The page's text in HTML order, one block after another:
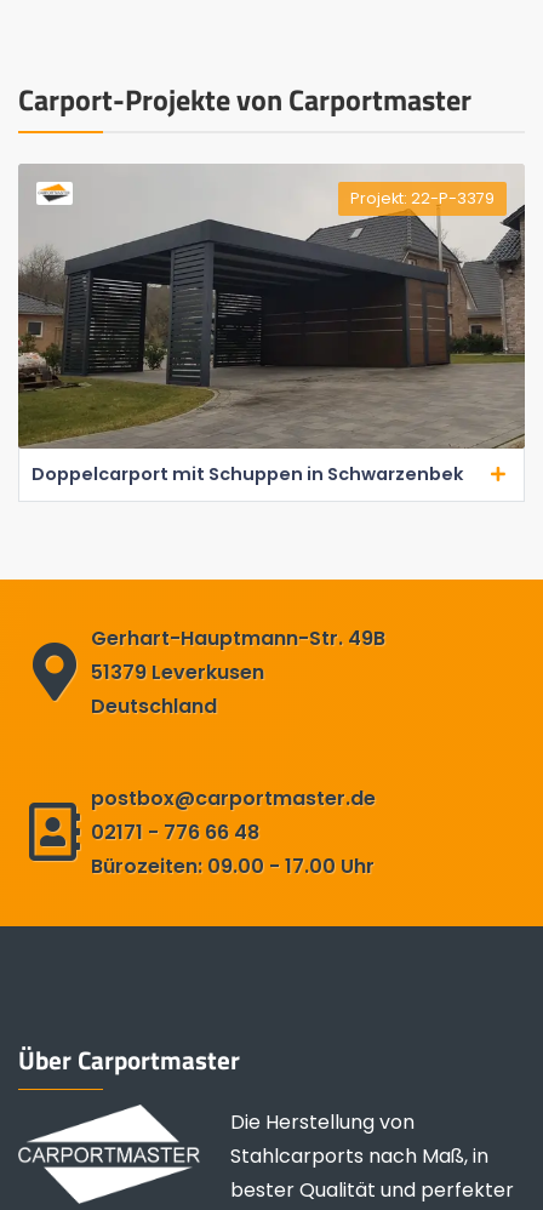
Carport-Projekte von Carportmaster
Projekt: 22-P-3379
Doppelcarport mit Schuppen in Schwarzenbek
Gerhart-Hauptmann-Str. 49B
51379 Leverkusen
Deutschland
postbox@carportmaster.de
02171 - 776 66 48
Bürozeiten: 09.00 - 17.00 Uhr
Über Carportmaster
Die Herstellung von
Stahlcarports nach Maß, in
bester Qualität und perfekter